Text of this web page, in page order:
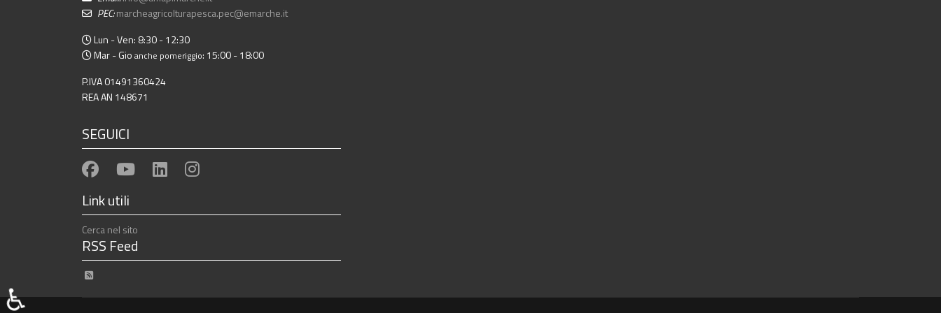
PEC:marcheagricolturapesca.pec@emarche.it
Lun - Ven: 8:30 - 12:30
Mar - Gio anche pomeriggio: 15:00 - 18:00
P.IVA 01491360424
REA AN 148671
SEGUICI
Link utili
Cerca nel sito
RSS Feed